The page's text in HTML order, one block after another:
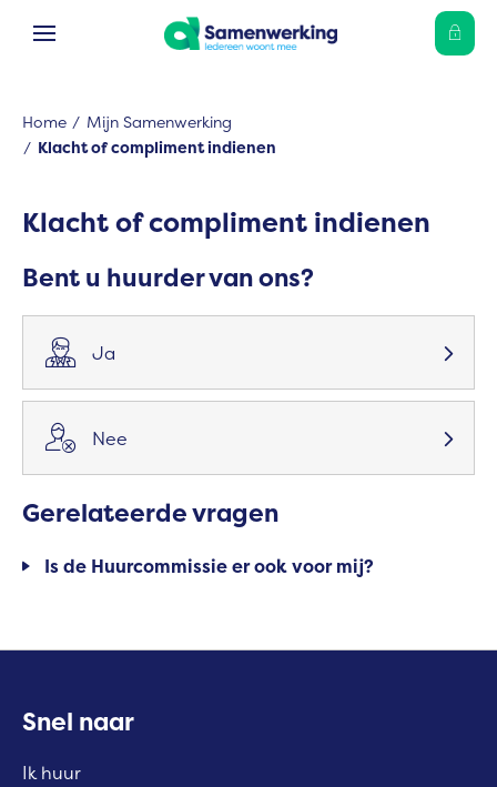
Naar de homepage
Ga naar Hoofd
Home
Mijn Samenwerking
Klacht of compliment indienen
Klacht of compliment indienen
Bent u huurder van ons?
 Ja
 Nee
Gerelateerde vragen
Is de Huurcommissie er ook voor mij?
Contactinformatie
Snel naar
Ik huur